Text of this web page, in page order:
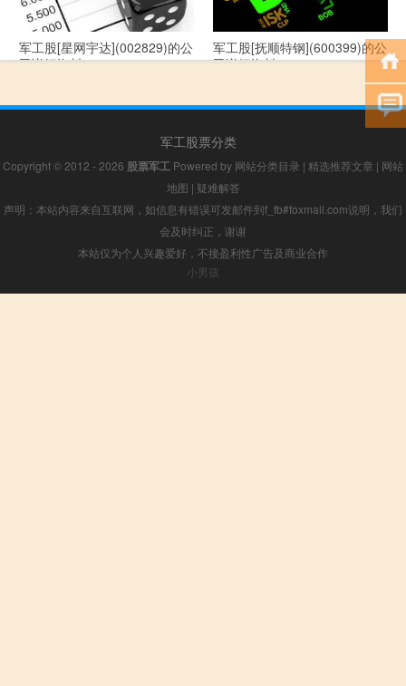
军工股[星网宇达](002829)的公
司详细资料
军工股[抚顺特钢](600399)的公
司详细资料
军工股票分类
Copyright © 2012 - 2026 股票军工 Powered by 网站分类目录 | 精选推荐文章 | 网站
地图 | 疑难解答
声明：本站内容来自互联网，如信息有错误可发邮件到f_fb#foxmail.com说明，我们
会及时纠正，谢谢
本站仅为个人兴趣爱好，不接盈利性广告及商业合作
小男孩